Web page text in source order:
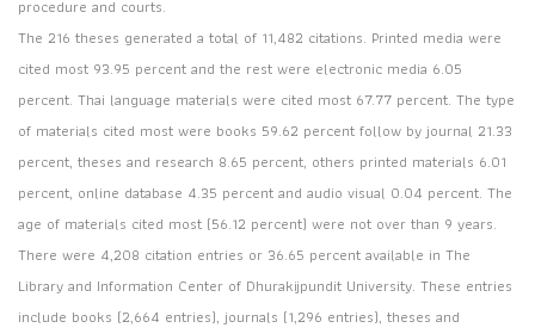
procedure and courts.
The 216 theses generated a total of 11,482 citations. Printed media were
cited most 93.95 percent and the rest were electronic media 6.05
percent. Thai language materials were cited most 67.77 percent. The type
of materials cited most were books 59.62 percent follow by journal 21.33
percent, theses and research 8.65 percent, others printed materials 6.01
percent, online database 4.35 percent and audio visual 0.04 percent. The
age of materials cited most (56.12 percent) were not over than 9 years.
There were 4,208 citation entries or 36.65 percent available in The
Library and Information Center of Dhurakijpundit University. These entries
include books (2,664 entries), journals (1,296 entries), theses and